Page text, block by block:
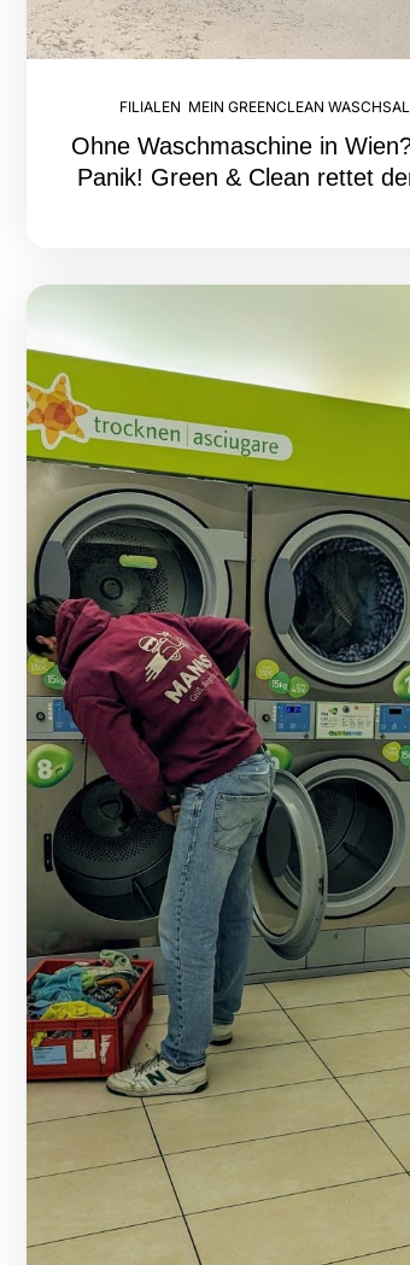
FILIALEN MEIN GREENCLEAN
Ohne Waschmaschine in
Panik! Green & Clean rettet